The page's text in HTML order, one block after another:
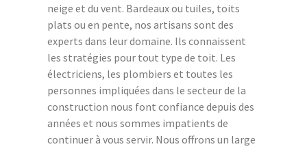
neige et du vent. Bardeaux ou tuiles, toits
plats ou en pente, nos artisans sont des
experts dans leur domaine. Ils connaissent
les stratégies pour tout type de toit. Les
électriciens, les plombiers et toutes les
personnes impliquées dans le secteur de la
construction nous font confiance depuis des
années et nous sommes impatients de
continuer à vous servir. Nous offrons un large